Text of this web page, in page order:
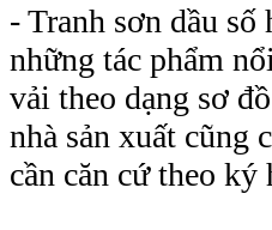
- Tranh sơn dầu số
những tác phẩm
vải theo dạng sơ
nhà sản xuất cũng
cần căn cứ theo ký